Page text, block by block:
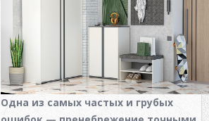
Одна из самых частых и грубых